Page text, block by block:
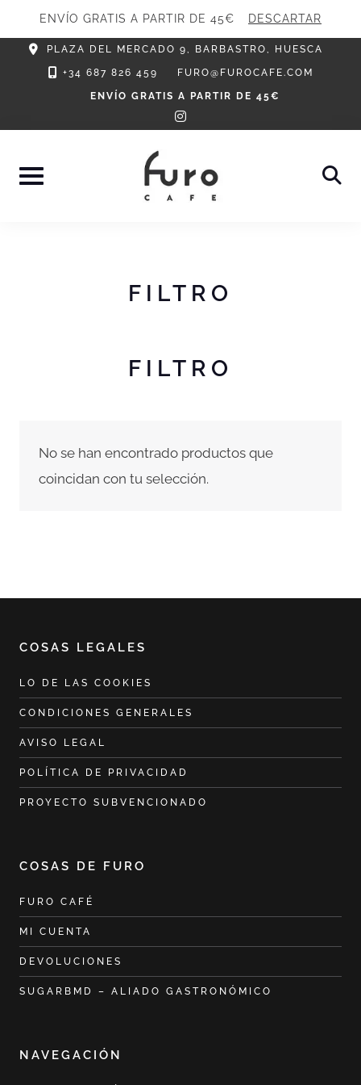
ENVÍO GRATIS A PARTIR DE 45€ DESCARTAR
PLAZA DEL MERCADO 9, BARBASTRO, HUESCA
+34 687 826 459 FURO@FUROCAFE.COM
ENVÍO GRATIS A PARTIR DE 45€
instagram
FILTRO
FILTRO
No se han encontrado productos que
coincidan con tu selección.
COSAS LEGALES
LO DE LAS COOKIES
CONDICIONES GENERALES
AVISO LEGAL
POLÍTICA DE PRIVACIDAD
PROYECTO SUBVENCIONADO
COSAS DE FURO
FURO CAFÉ
MI CUENTA
DEVOLUCIONES
SUGARBMD – ALIADO GASTRONÓMICO
NAVEGACIÓN